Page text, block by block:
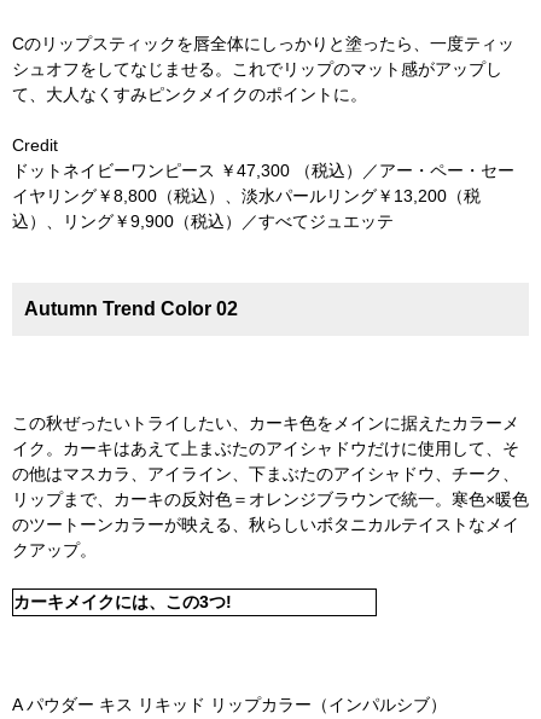
Cのリップスティックを唇全体にしっかりと塗ったら、一度ティッ
シュオフをしてなじませる。これでリップのマット感がアップし
て、大人なくすみピンクメイクのポイントに。
Credit
ドットネイビーワンピース ￥47,300 （税込）／アー・ペー・セー
イヤリング￥8,800（税込）、淡水パールリング￥13,200（税
込）、リング￥9,900（税込）／すべてジュエッテ
Autumn Trend Color 02
この秋ぜったいトライしたい、カーキ色をメインに据えたカラーメ
イク。カーキはあえて上まぶたのアイシャドウだけに使用して、そ
の他はマスカラ、アイライン、下まぶたのアイシャドウ、チーク、
リップまで、カーキの反対色＝オレンジブラウンで統一。寒色×暖色
のツートーンカラーが映える、秋らしいボタニカルテイストなメイ
クアップ。
カーキメイクには、この3つ!
A パウダー キス リキッド リップカラー（インパルシブ）